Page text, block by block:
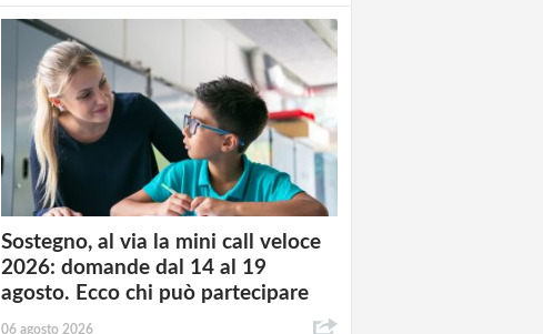
Sostegno, al via la mini call veloce
2026: domande dal 14 al 19
agosto. Ecco chi può partecipare
06 agosto 2026